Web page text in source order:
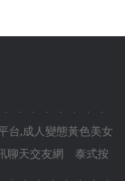
台,成人變態黃色美女
聊天交友網
泰式按